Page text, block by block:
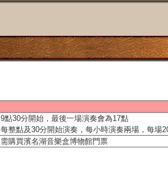
9點30分開始，最後一場演奏會為17點
每整點及30分開始演奏，每小時演奏兩場，每場
需購買濱名湖音樂盒博物館門票